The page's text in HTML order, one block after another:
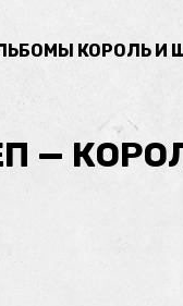
КОРОЛЬ И
—